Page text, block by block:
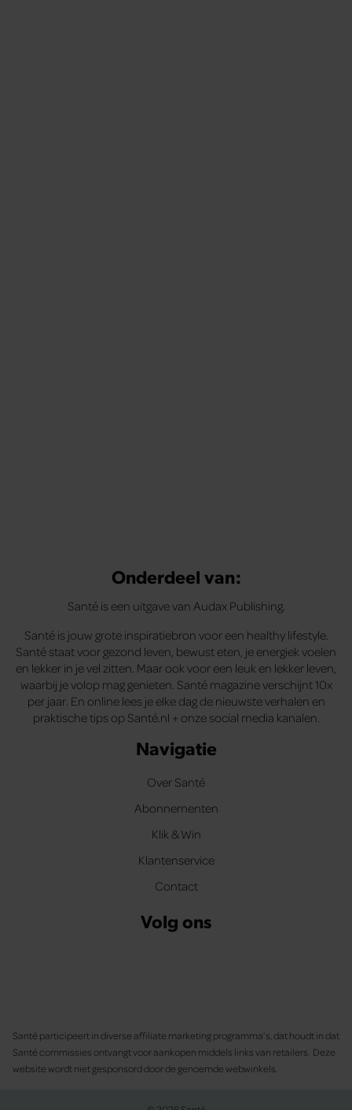
Onderdeel van:
Santé is een uitgave van Audax Publishing.
Santé is jouw grote inspiratiebron voor een healthy lifestyle.
Santé staat voor gezond leven, bewust eten, je energiek voelen
en lekker in je vel zitten. Maar ook voor een leuk en lekker leven,
waarbij je volop mag genieten. Santé magazine verschijnt 10x
per jaar. En online lees je elke dag de nieuwste verhalen en
praktische tips op Santé.nl + onze social media kanalen.
Navigatie
Over Santé
Abonnementen
Klik & Win
Klantenservice
Contact
Volg ons
Santé participeert in diverse affiliate marketing programma’s, dat houdt in dat
Santé commissies ontvangt voor aankopen middels links van retailers. Deze
website wordt niet gesponsord door de genoemde webwinkels.